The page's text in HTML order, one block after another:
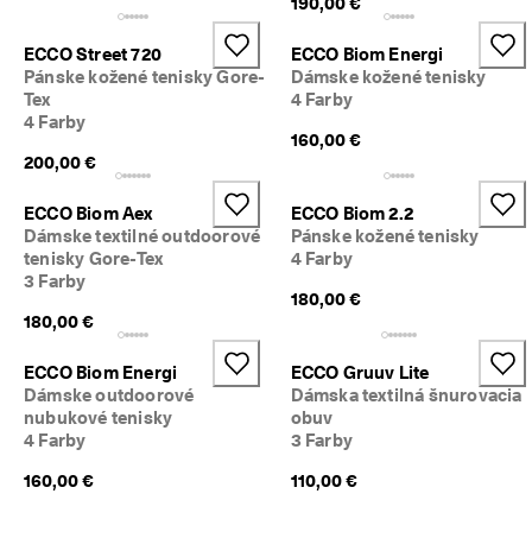
ECCO Street 720
Pánske kožené tenisky Gore-
Tex
4 Farby
200,00 €
ECCO Biom Energi
Dámske kožené tenisky
4 Farby
160,00 €
ECCO Biom Aex
Dámske textilné outdoorové
tenisky Gore-Tex
3 Farby
180,00 €
ECCO Biom 2.2
Pánske kožené tenisky
4 Farby
180,00 €
ECCO Biom Energi
Dámske outdoorové
nubukové tenisky
4 Farby
160,00 €
ECCO Gruuv Lite
Dámska textilná šnurovacia
obuv
3 Farby
110,00 €